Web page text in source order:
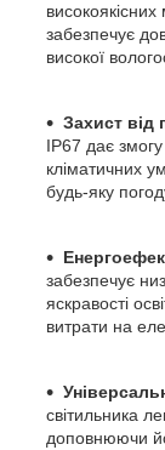
високоякісних
забезпечує
високої
Захист від
IP67 дає змогу
кліматичних
будь-яку
забезпечує
яскравості
витрати на
світильника
доповнюючи